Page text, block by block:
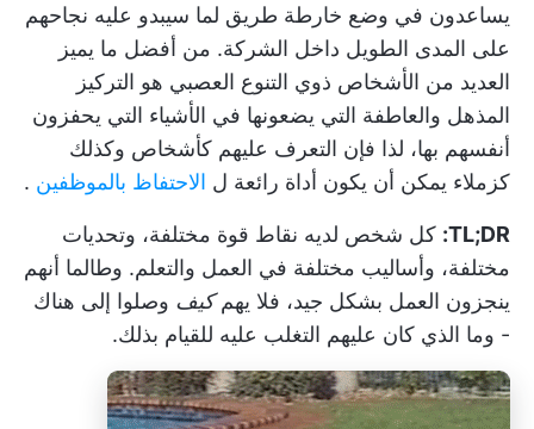
يساعدون في وضع خارطة طريق لما سيبدو عليه نجاحهم
على المدى الطويل داخل الشركة. من أفضل ما يميز
العديد من الأشخاص ذوي التنوع العصبي هو التركيز
المذهل والعاطفة التي يضعونها في الأشياء التي يحفزون
أنفسهم بها، لذا فإن التعرف عليهم كأشخاص وكذلك
كزملاء يمكن أن يكون أداة رائعة ل الاحتفاظ بالموظفين .
TL;DR: كل شخص لديه نقاط قوة مختلفة، وتحديات
مختلفة، وأساليب مختلفة في العمل والتعلم. وطالما أنهم
ينجزون العمل بشكل جيد، فلا يهمكيف وصلوا إلى هناك
- وما الذي كان عليهم التغلب عليه للقيام بذلك.